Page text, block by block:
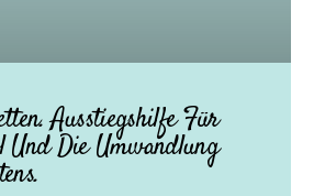
Ausstiegshilfe Für
Und Die Umwandlung